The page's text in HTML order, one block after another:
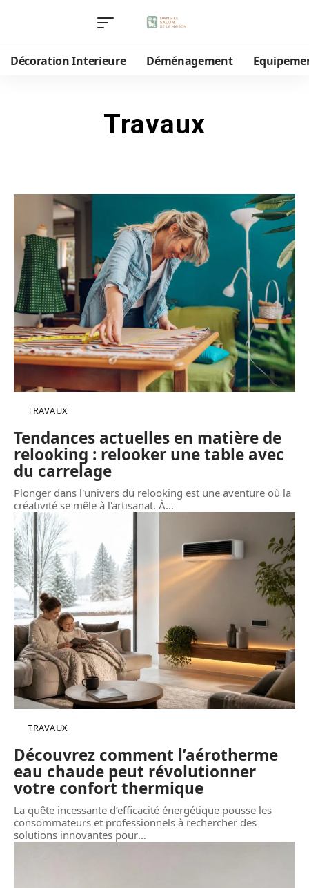
Décoration Interieure Déménagement
Travaux
TRAVAUX
Tendances actuelles en matière de
relooking : relooker une table avec
du carrelage
Plonger dans l'univers du relooking est une aventure où la
créativité se mêle à l'artisanat. À…
TRAVAUX
Découvrez comment l’aérotherme
eau chaude peut révolutionner
votre confort thermique
La quête incessante d’efficacité énergétique pousse les
consommateurs et professionnels à rechercher des
solutions innovantes pour…